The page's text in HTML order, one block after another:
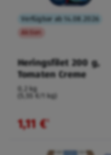
Verfügbar ab 14.08.2026
Aktion
Heringsfilet 200 g,
Tomaten Creme
0,2 kg
(5,55 €/1 kg)
1,11 €¹